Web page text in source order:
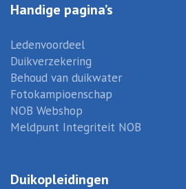
Handige pagina’s
Ledenvoordeel
Duikverzekering
Behoud van duikwater
Fotokampioenschap
NOB Webshop
Meldpunt Integriteit NOB
Duikopleidingen